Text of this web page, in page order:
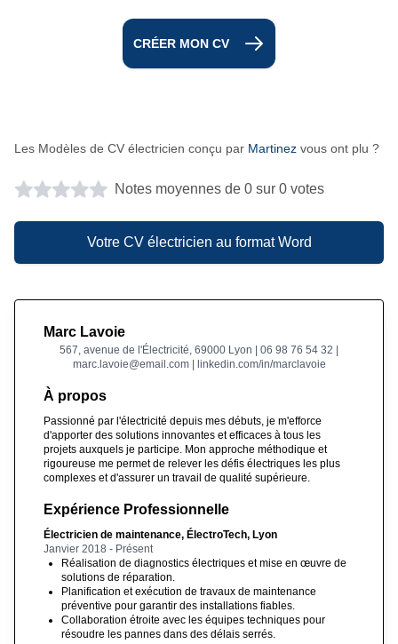
CRÉER MON CV
Les Modèles de CV électricien conçu par Martinez vous ont plu ?
Notes moyennes de 0 sur 0 votes
Votre CV électricien au format Word
Marc Lavoie
567, avenue de l'Électricité, 69000 Lyon | 06 98 76 54 32 |
marc.lavoie@email.com | linkedin.com/in/marclavoie
À propos
Passionné par l'électricité depuis mes débuts, je m'efforce
d'apporter des solutions innovantes et efficaces à tous les
projets auxquels je participe. Mon approche méthodique et
rigoureuse me permet de relever les défis électriques les plus
complexes et d'assurer un travail de qualité supérieure.
Expérience Professionnelle
Électricien de maintenance, ÉlectroTech, Lyon
Janvier 2018 - Présent
Réalisation de diagnostics électriques et mise en œuvre de
solutions de réparation.
Planification et exécution de travaux de maintenance
préventive pour garantir des installations fiables.
Collaboration étroite avec les équipes techniques pour
résoudre les pannes dans des délais serrés.